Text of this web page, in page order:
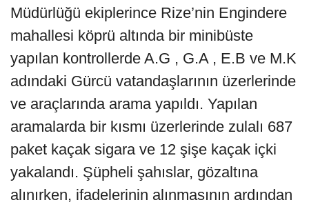
Müdürlüğü ekiplerince Rize’nin Engindere
mahallesi köprü altında bir minibüste
yapılan kontrollerde A.G , G.A , E.B ve M.K
adındaki Gürcü vatandaşlarının üzerlerinde
ve araçlarında arama yapıldı. Yapılan
aramalarda bir kısmı üzerlerinde zulalı 687
paket kaçak sigara ve 12 şişe kaçak içki
yakalandı. Şüpheli şahıslar, gözaltına
alınırken, ifadelerinin alınmasının ardından